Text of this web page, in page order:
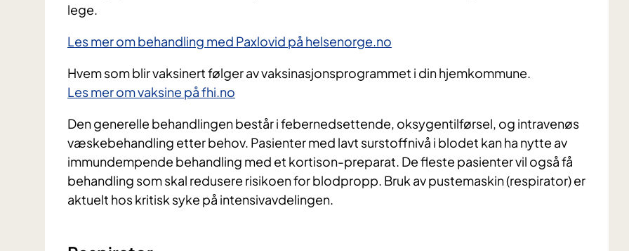
lege.
Les mer om behandling med Paxlovid på helsenorge.no
Hvem som blir vaksinert følger av vaksinasjonsprogrammet i din hjemkommune.
Les mer om vaksine på fhi.no
Den generelle behandlingen består i febernedsettende, oksygentilførsel, og intravenøs
væskebehandling etter behov. Pasienter med lavt surstoffnivå i blodet kan ha nytte av
immundempende behandling med et kortison-preparat. De fleste pasienter vil også få
behandling som skal redusere risikoen for blodpropp. Bruk av pustemaskin (respirator) er
aktuelt hos kritisk syke på intensivavdelingen.